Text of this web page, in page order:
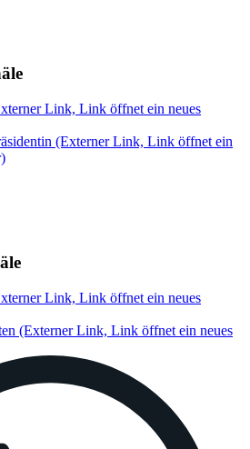
Link, Link öffnet ein neues
(Externer Link, Link öffnet ein
Link, Link öffnet ein neues
(Externer Link, Link öffnet ein neues